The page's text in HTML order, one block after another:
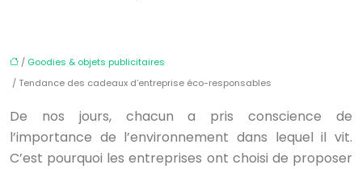
/ Goodies & objets publicitaires
/ Tendance des cadeaux d’entreprise éco-responsables
De nos jours, chacun a pris conscience de
l’importance de l’environnement dans lequel il vit.
C’est pourquoi les entreprises ont choisi de proposer